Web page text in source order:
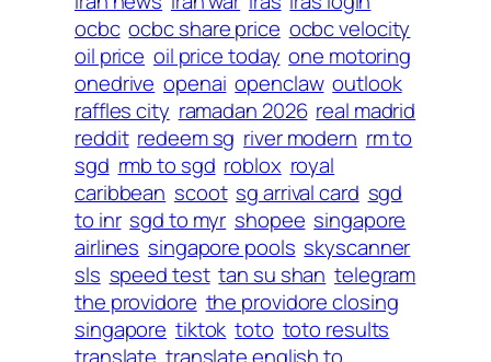
ocbc ocbc share price ocbc velocity
oil price oil price today one motoring
onedrive openai openclaw outlook
raffles city ramadan 2026 real madrid
reddit redeem sg river modern rm to
sgd rmb to sgd roblox royal
caribbean scoot sg arrival card sgd
to inr sgd to myr shopee singapore
airlines singapore pools skyscanner
sls speed test tan su shan telegram
the providore the providore closing
singapore tiktok toto toto results
translate translate english to